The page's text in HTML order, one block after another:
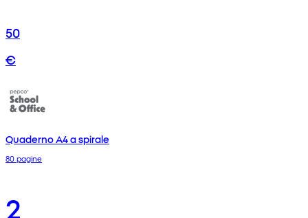
50
€
Quaderno A4 a spirale
80 pagine
2